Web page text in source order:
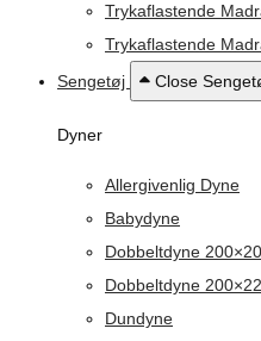
Trykaflastende
Trykaflastende
Sengetøj
Close
Dyner
Allergivenlig Dyne
Babydyne
Dobbeltdyne
Dobbeltdyne
Dundyne